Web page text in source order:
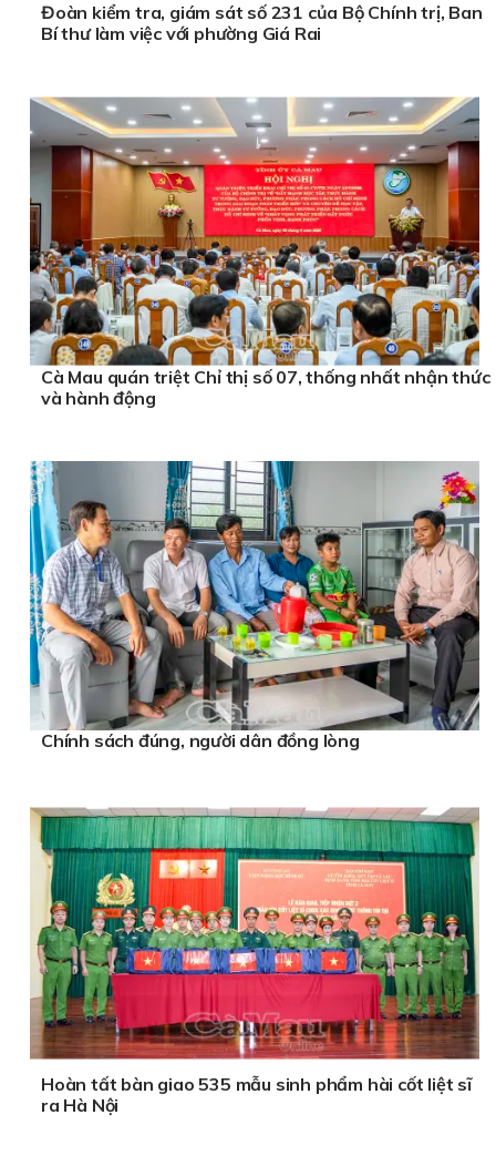
Đoàn kiểm tra, giám sát số 231 của Bộ Chính trị, Ban
Bí thư làm việc với phường Giá Rai
Cà Mau quán triệt Chỉ thị số 07, thống nhất nhận thức
và hành động
Chính sách đúng, người dân đồng lòng
Hoàn tất bàn giao 535 mẫu sinh phẩm hài cốt liệt sĩ
ra Hà Nội